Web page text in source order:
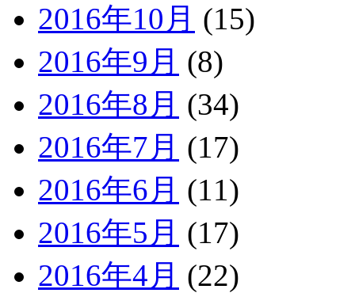
2016年10月 (15)
2016年9月 (8)
2016年8月 (34)
2016年7月 (17)
2016年6月 (11)
2016年5月 (17)
2016年4月 (22)